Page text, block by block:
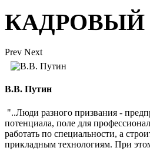
Prev Next
В.В. Путин
"..Люди разного призвания -
потенциала, поле для
работать по специальности, а
прикладным технологиям. При